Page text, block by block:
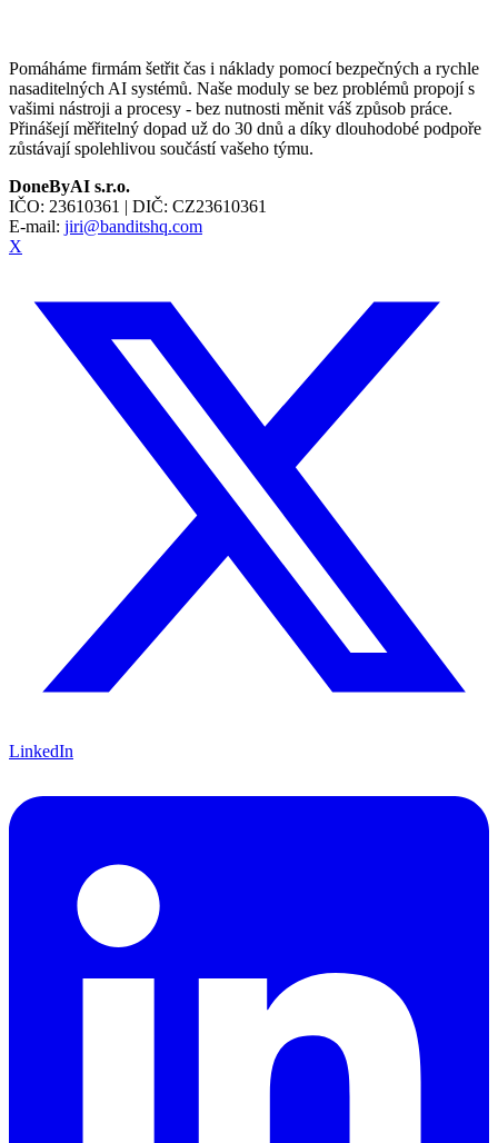
Pomáháme firmám šetřit čas i náklady pomocí bezpečných a rychle
nasaditelných AI systémů. Naše moduly se bez problémů propojí s
vašimi nástroji a procesy - bez nutnosti měnit váš způsob práce.
Přinášejí měřitelný dopad už do 30 dnů a díky dlouhodobé podpoře
zůstávají spolehlivou součástí vašeho týmu.
DoneByAI s.r.o.
IČO: 23610361 | DIČ: CZ23610361
E-mail: jiri@banditshq.com
X
LinkedIn